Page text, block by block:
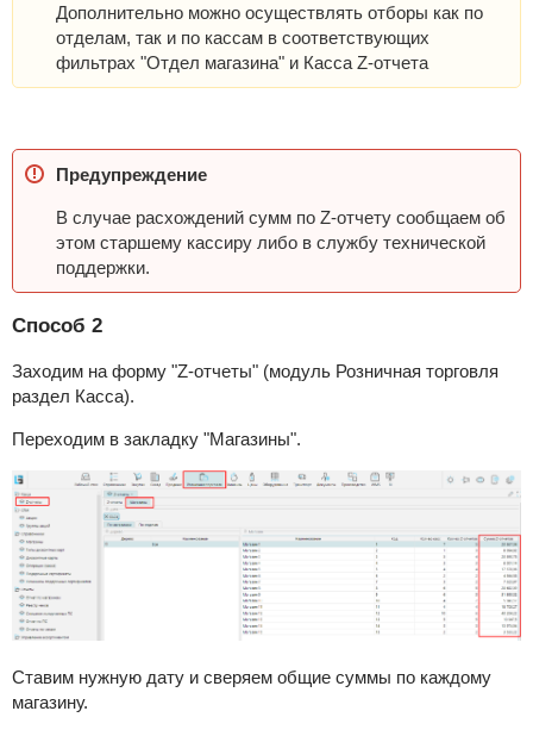
Дополнительно можно осуществлять отборы как по
отделам, так и по кассам в соответствующих
фильтрах "Отдел магазина" и Касса Z-отчета
Предупреждение
В случае расхождений сумм по Z-отчету сообщаем об
этом старшему кассиру либо в службу технической
поддержки.
Способ 2
Заходим на форму "Z-отчеты" (модуль Розничная торговля
раздел Касса).
Переходим в закладку "Магазины".
Ставим нужную дату и сверяем общие суммы по каждому
магазину.